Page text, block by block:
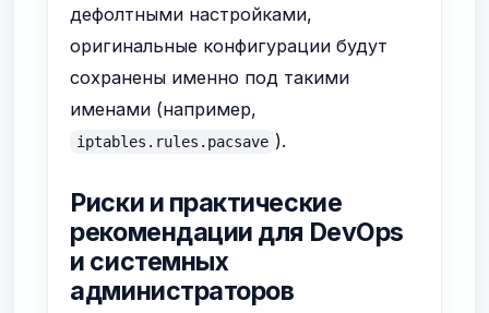
дефолтными настройками,
оригинальные конфигурации будут
сохранены именно под такими
именами (например,
iptables.rules.pacsave ).
Риски и практические
рекомендации для DevOps
и системных
администраторов